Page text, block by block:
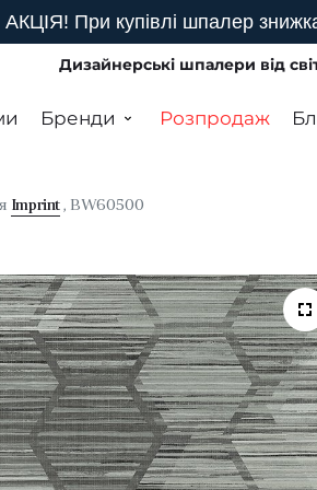
АКЦІЯ! При купівлі шпалер
Дизайнерські шпалери від
Бренди Розпродаж
Imprint , BW60500